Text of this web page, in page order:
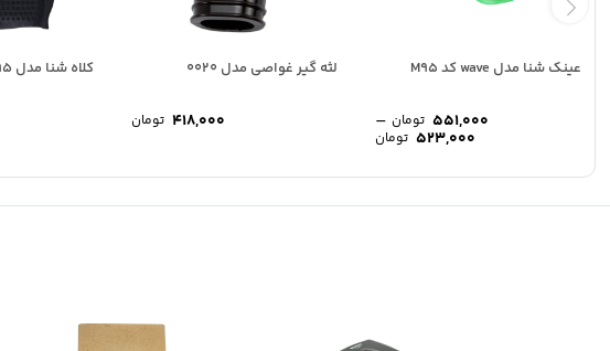
عینک شنا مدل wave کد M95
551,000 تومان –
523,000 تومان
523,000 تومان
551,000 تومان
لثه گیر غواصی مدل 0020
418,000 تومان
کلاه شنا مدل Speedbubble-1595